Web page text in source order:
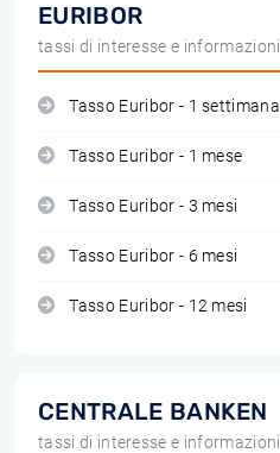
EURIBOR
tassi di interesse e informazioni
Tasso Euribor - 1 settimana
Tasso Euribor - 1 mese
Tasso Euribor - 3 mesi
Tasso Euribor - 6 mesi
Tasso Euribor - 12 mesi
CENTRALE BANKEN
tassi di interesse e informazioni